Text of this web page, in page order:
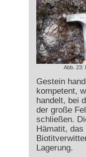
Abb. 23:
Gestein
kompetent,
handelt, bei
der große
schließen.
Hämatit, das
Lagerung.